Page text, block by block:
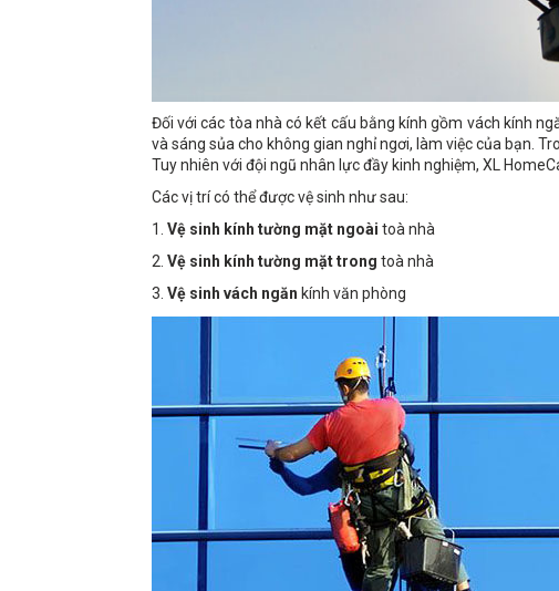
Đối với các tòa nhà có kết cấu bằng kính gồm vách kính
và sáng sủa cho không gian nghỉ ngơi, làm việc của bạn.
Tuy nhiên với đội ngũ nhân lực đầy kinh nghiệm, XL
Các vị trí có thể được vệ sinh như sau:
1. Vệ sinh kính tường mặt ngoài toà nhà
2. Vệ sinh kính tường mặt trong toà nhà
3. Vệ sinh vách ngăn kính văn phòng